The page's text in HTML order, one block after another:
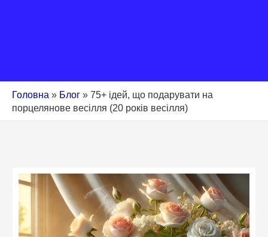
Головна » Блог » 75+ ідей, що подарувати на
порцелянове весілля (20 років весілля)